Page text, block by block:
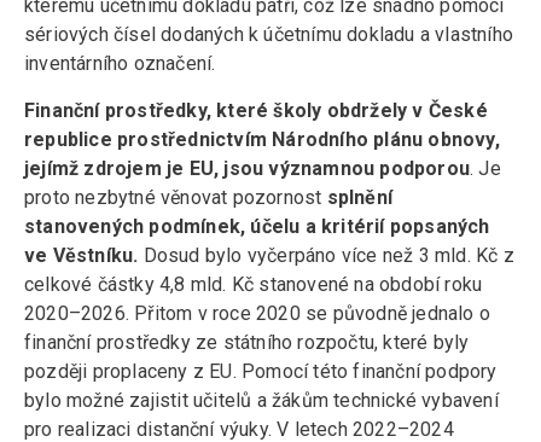
kterému účetnímu dokladu patří, což lze snadno pomocí
sériových čísel dodaných k účetnímu dokladu a vlastního
inventárního označení.
Finanční prostředky, které školy obdržely v České
republice prostřednictvím Národního plánu obnovy,
jejímž zdrojem je EU, jsou významnou podporou. Je
proto nezbytné věnovat pozornost splnění
stanovených podmínek, účelu a kritérií popsaných
ve Věstníku. Dosud bylo vyčerpáno více než 3 mld. Kč z
celkové částky 4,8 mld. Kč stanovené na období roku
2020–2026. Přitom v roce 2020 se původně jednalo o
finanční prostředky ze státního rozpočtu, které byly
později proplaceny z EU. Pomocí této finanční podpory
bylo možné zajistit učitelů a žákům technické vybavení
pro realizaci distanční výuky. V letech 2022–2024